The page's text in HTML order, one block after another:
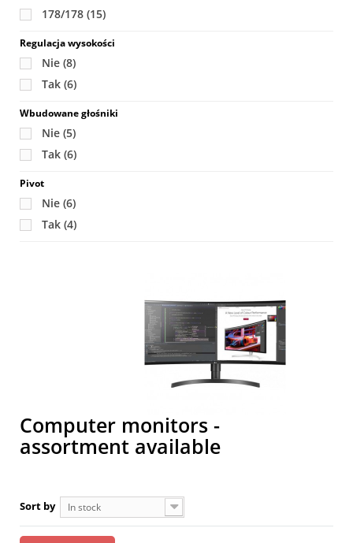
178/178 (15)
Regulacja wysokości
Nie (8)
Tak (6)
Wbudowane głośniki
Nie (5)
Tak (6)
Pivot
Nie (6)
Tak (4)
Computer monitors -
assortment available
Sort by In stock